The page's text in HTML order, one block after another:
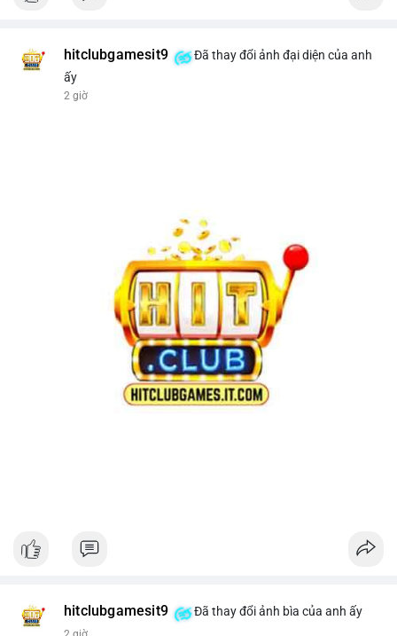
hitclubgamesit9
Đã thay đổi ảnh đại diện của anh
ấy
2 giờ
hitclubgamesit9 Đã thay đổi ảnh bìa của anh ấy